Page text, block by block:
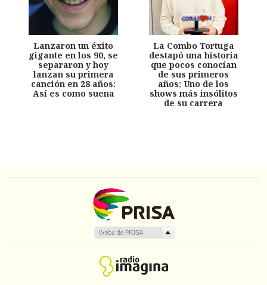
Lanzaron un éxito
gigante en los 90, se
separaron y hoy
lanzan su primera
canción en 28 años:
Así es como suena
La Combo Tortuga
destapó una historia
que pocos conocían
de sus primeros
años: Uno de los
shows más insólitos
de su carrera